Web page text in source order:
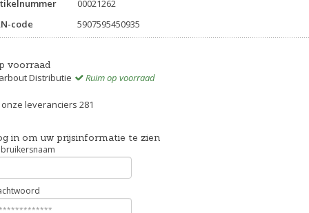
00021262
code
5907595450935
voorraad
Distributie
Ruim op voorraad
onze leveranciers 281
in om uw prijsinformatie te zien